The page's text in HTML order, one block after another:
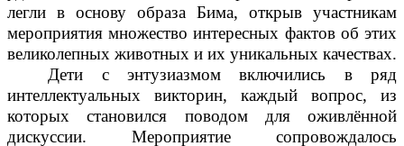
легли в основу образа Бима, открыв участникам
мероприятия множество интересных фактов об этих
великолепных животных и их уникальных качествах.
Дети с энтузиазмом включились в ряд
интеллектуальных викторин, каждый вопрос, из
которых становился поводом для оживлённой
дискуссии. Мероприятие сопровождалось